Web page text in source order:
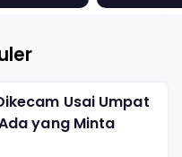
Saat
Yang
Gembira
Istana
Usai Umpat
yang Minta